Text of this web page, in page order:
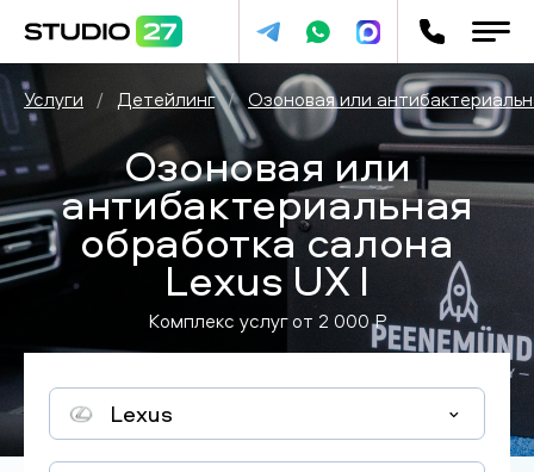
Услуги / Детейлинг / Озоновая или
Озоновая или
антибактериальная
обработка салона
Lexus UX I
Комплекс услуг от 2 000P
Lexus